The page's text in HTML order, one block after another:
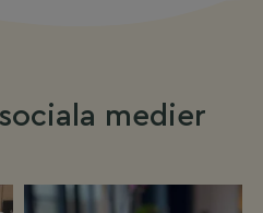
medier